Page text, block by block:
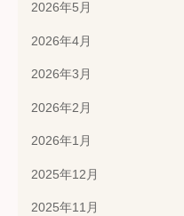
2026年5月
2026年4月
2026年3月
2026年2月
2026年1月
2025年12月
2025年11月